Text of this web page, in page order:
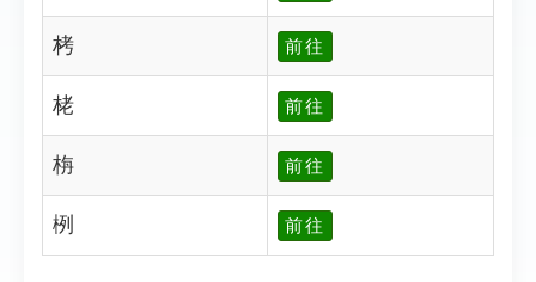
栲 前往
栳 前往
栴 前往
栵 前往